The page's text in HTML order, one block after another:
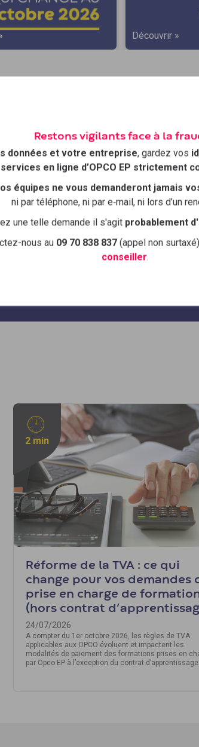
Restons vigilants face à la
données et votre entreprise, gardez vos
services en ligne d’OPCO EP strictement
équipes ne vous demanderont jamais
ni par téléphone, ni par e‑mail, ni lors d’un
une telle demande il s'agit probablement
nous au 09 70 838 837 (appel non
conseiller.
Découvrir »
votre
et leurs salariés !
simple et rapide avec un
2 min
Réforme de la TVA : ce qui
change pour vos demandes
prise en charge de
(hors contrat
24/07/2026
À compter du 1er octobre 2026, les règles de TVA
applicables aux OPCO évoluent et impactent les
modalités de paiement des formations prises en
par Opco EP à l’exception du contrat d’apprentissage.